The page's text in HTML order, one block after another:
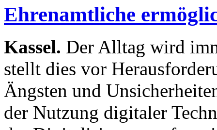
Ehrenamtliche
Kassel. Der Alltag wird
stellt dies vor
Ängsten und
der Nutzung digitaler